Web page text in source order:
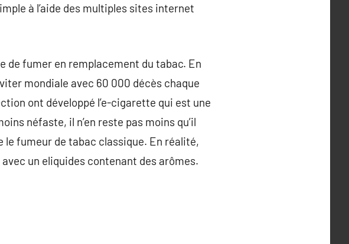
à l’aide des multiples sites internet
de fumer en remplacement du tabac. En
mondiale avec 60 000 décès chaque
ont développé l’e-cigarette qui est une
néfaste, il n’en reste pas moins qu’il
le fumeur de tabac classique. En réalité,
un eliquides contenant des arômes.